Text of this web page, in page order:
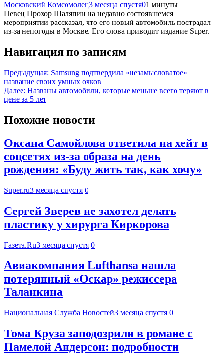
Московский Комсомолец3 месяца спустя01 минуты
Певец Прохор Шаляпин на недавно состоявшемся
мероприятии рассказал, что его новый автомобиль пострадал
из-за непогоды в Москве. Его слова приводит издание Super.
Навигация по записям
Предыдущая: Samsung подтвердила «незамысловатое»
название своих умных очков
Далее: Названы автомобили, которые меньше всего теряют в
цене за 5 лет
Похожие новости
Оксана Самойлова ответила на хейт в
соцсетях из-за образа на день
рождения: «Буду жить так, как хочу»
Super.ru3 месяца спустя 0
Сергей Зверев не захотел делать
пластику у хирурга Киркорова
Газета.Ru3 месяца спустя 0
Авиакомпания Lufthansa нашла
потерянный «Оскар» режиссера
Таланкина
Национальная Служба Новостей3 месяца спустя 0
Тома Круза заподозрили в романе с
Памелой Андерсон: подробности